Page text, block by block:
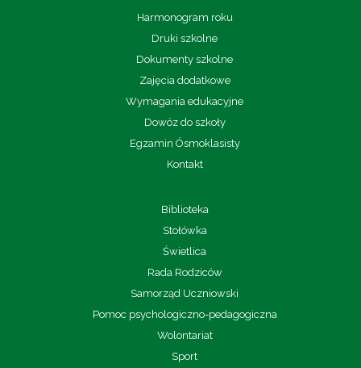
Harmonogram roku
Druki szkolne
Dokumenty szkolne
Zajęcia dodatkowe
Wymagania edukacyjne
Dowóz do szkoły
Egzamin Ósmoklasisty
Kontakt
Biblioteka
Stołówka
Świetlica
Rada Rodziców
Samorząd Uczniowski
Pomoc psychologiczno-pedagogiczna
Wolontariat
Sport